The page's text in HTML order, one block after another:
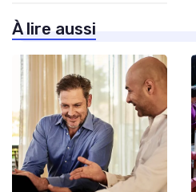
À lire aussi